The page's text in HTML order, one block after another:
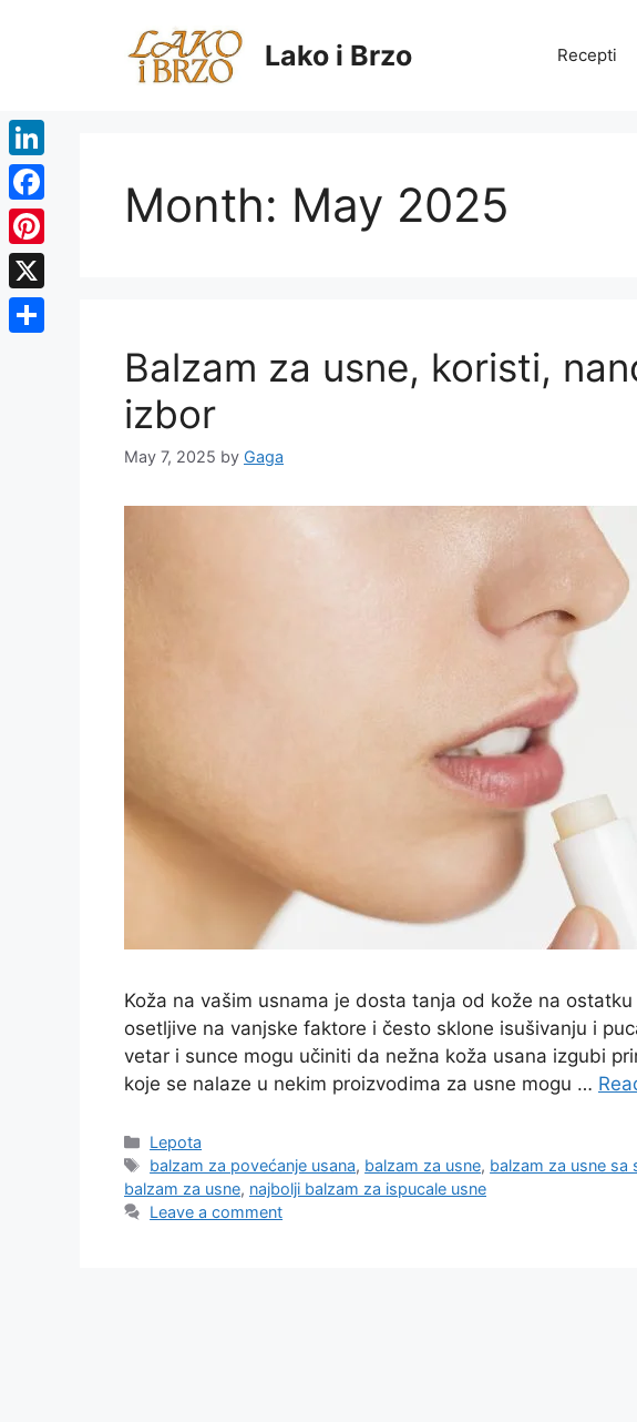
Lako i Brzo Recepti
Month: May 2025
Balzam za usne, koristi,
izbor
May 7, 2025 by Gaga
Koža na vašim usnama je dosta tanja od kože na
osetljive na vanjske faktore i često sklone isušivanju i
vetar i sunce mogu učiniti da nežna koža usana izgubi
koje se nalaze u nekim proizvodima za usne mogu …
Categories
Lepota
Tags
balzam za povećanje usana, balzam za usne, balzam za usne sa
balzam za usne, najbolji balzam za ispucale usne
Leave a comment
LinkedIn
Facebook
Pinterest
X